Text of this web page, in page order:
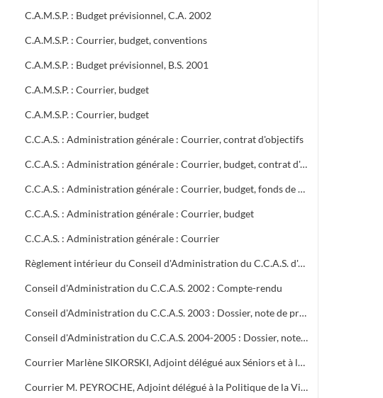
C.A.M.S.P. : Budget prévisionnel, C.A. 2002
C.A.M.S.P. : Courrier, budget, conventions
C.A.M.S.P. : Budget prévisionnel, B.S. 2001
C.A.M.S.P. : Courrier, budget
C.A.M.S.P. : Courrier, budget
C.C.A.S. : Administration générale : Courrier, contrat d'objectifs
C.C.A.S. : Administration générale : Courrier, budget, contrat d'objectifs
C.C.A.S. : Administration générale : Courrier, budget, fonds de modernisation de l'aide à domicile des personnes agées
C.C.A.S. : Administration générale : Courrier, budget
C.C.A.S. : Administration générale : Courrier
Règlement intérieur du Conseil d'Administration du C.C.A.S. d'Alès
Conseil d'Administration du C.C.A.S. 2002 : Compte-rendu
Conseil d'Administration du C.C.A.S. 2003 : Dossier, note de présentation de l'ordre du jour
Conseil d'Administration du C.C.A.S. 2004-2005 : Dossier, note de présentation de l'ordre du jour
Courrier Marlène SIKORSKI, Adjoint délégué aux Séniors et à la dépendance
Courrier M. PEYROCHE, Adjoint délégué à la Politique de la Ville